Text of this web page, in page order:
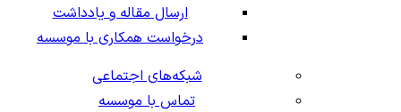
ارسال مقاله و یادداشت
درخواست همکاری با موسسه
شبکه‌های اجتماعی
تماس با موسسه